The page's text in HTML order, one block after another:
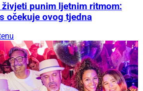
punim ljetnim ritmom:
očekuje ovog tjedna